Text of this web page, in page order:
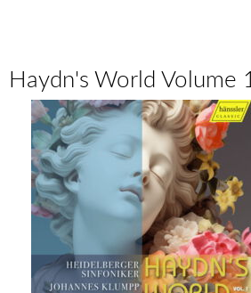
Haydn's World Volume 1